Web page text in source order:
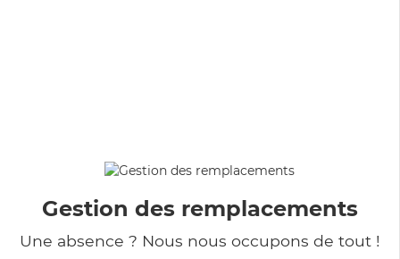
Gestion des remplacements
Une absence ? Nous nous occupons de tout !